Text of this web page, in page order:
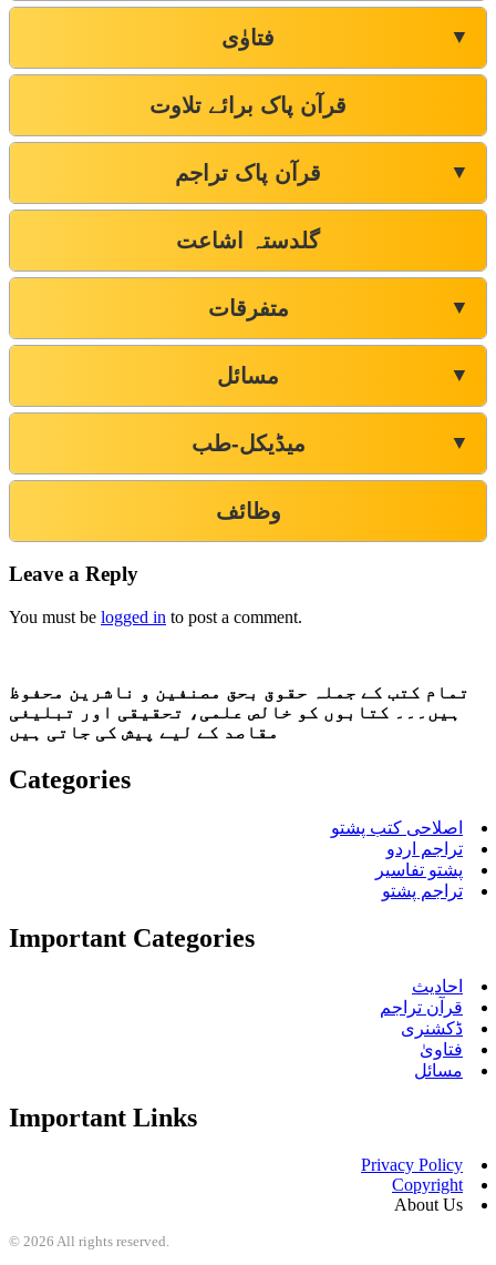
فتاوٰی ▼
قرآن پاک برائے تلاوت
قرآن پاک تراجم ▼
گلدستہ اشاعت
متفرقات ▼
مسائل ▼
میڈیکل-طب ▼
وظائف
Leave a Reply
You must be logged in to post a comment.
تمام کتب کے جملہ حقوق بحق مصنفین و ناشرین محفوظ
ہیں۔۔۔ کتابوں کو خالص علمی، تحقیقی اور تبلیغی
مقاصد کے لیے پیش کی جاتی ہیں
Categories
اصلاحی کتب پشتو
تراجم اردو
پشتو تفاسیر
تراجم پشتو
Important Categories
احادیث
قرآن تراجم
ڈکشنری
فتاویٰ
مسائل
Important Links
Privacy Policy
Copyright
About Us
© 2026 All rights reserved.